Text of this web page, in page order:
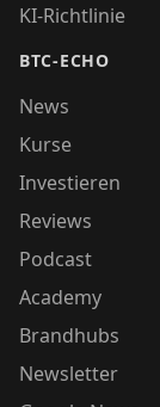
KI-Richtlinie
BTC-ECHO
News
Kurse
Investieren
Reviews
Podcast
Academy
Brandhubs
Newsletter